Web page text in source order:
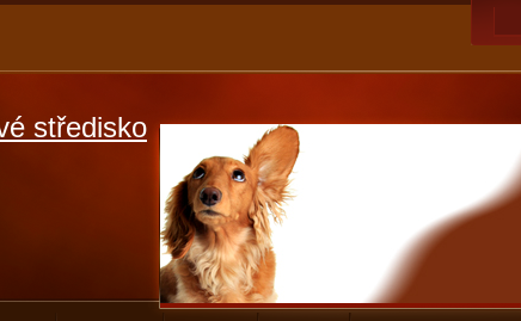
středisko